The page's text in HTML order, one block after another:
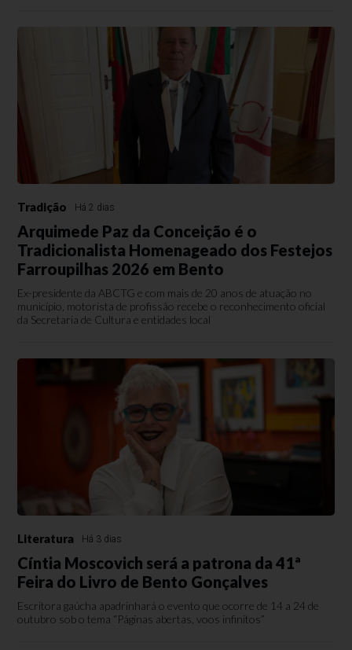
Tradição Há 2 dias
Arquimede Paz da Conceição é o
Tradicionalista Homenageado dos Festejos
Farroupilhas 2026 em Bento
Ex-presidente da ABCTG e com mais de 20 anos de atuação no
município, motorista de profissão recebe o reconhecimento oficial
da Secretaria de Cultura e entidades local
Literatura Há 3 dias
Cíntia Moscovich será a patrona da 41ª
Feira do Livro de Bento Gonçalves
Escritora gaúcha apadrinhará o evento que ocorre de 14 a 24 de
outubro sob o tema “Páginas abertas, voos infinitos”